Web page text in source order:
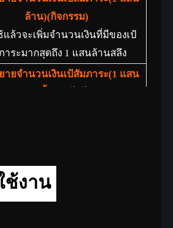
ล้าน)(กิจกรรม)
แล้วจะเพิ่มจำนวนเงินที่มีของเป้
าระมากสุดถึง 1 แสนล้านสลึง
ายจำนวนเงินเป้สัมภาระ(1 แสน
ล้าน)
ช้แล้วจะเพิ่มจำนวนเงินที่มีของเป้
าระมากสุดถึง 5 แสนล้านสลึง
ช้งาน